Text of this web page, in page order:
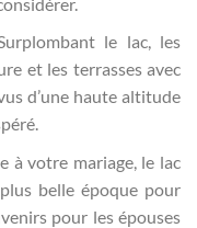
le lac, les
et les terrasses avec
d’une haute altitude
à votre mariage, le lac
belle époque pour
pour les épouses